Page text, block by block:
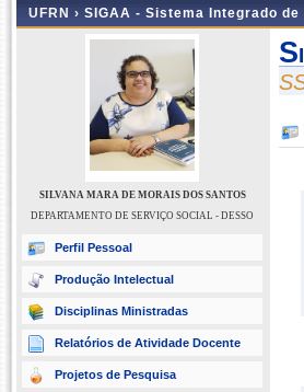
UFRN › SIGAA - Sistema Integrado
SILVANA MARA DE MORAIS DOS SANTOS
DEPARTAMENTO DE SERVIÇO SOCIAL - DESSO
Perfil Pessoal
Produção Intelectual
Disciplinas Ministradas
Relatórios de Atividade Docente
Projetos de Pesquisa